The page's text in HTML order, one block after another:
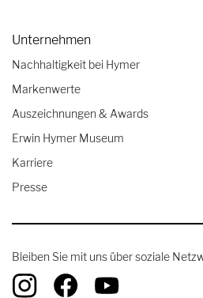
Unternehmen
Nachhaltigkeit bei Hymer
Markenwerte
Auszeichnungen & Awards
Erwin Hymer Museum
Karriere
Presse
Bleiben Sie mit uns über soziale